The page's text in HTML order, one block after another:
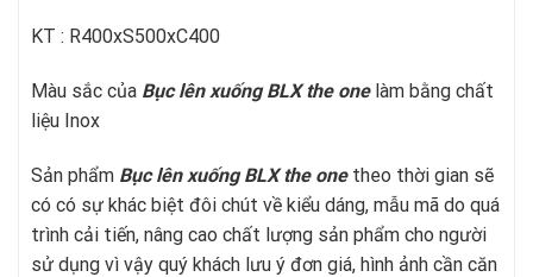
KT : R400xS500xC400
Màu sắc của Bục lên xuống BLXthe one làm bằng chất
liệu Inox
Sản phẩm Bục lên xuống BLX the onetheo thời gian sẽ
có có sự khác biệt đôi chút về kiểu dáng, mẫu mã do quá
trình cải tiến, nâng cao chất lượng sản phẩm cho người
sử dụng vì vậy quý khách lưu ý đơn giá, hình ảnh cần căn